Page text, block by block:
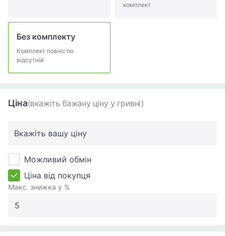
комплект
Без комплекту
Комплект повністю
відсутній
Ціна(вкажіть бажану ціну у гривні)
Вкажіть вашу ціну
Можливий обмін
Ціна від покупця
Макс. знижка у %